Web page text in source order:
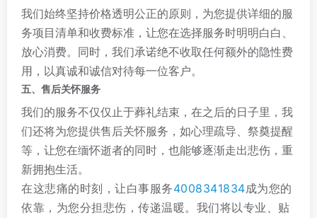
我们始终坚持价格透明公正的原则，为您提供详细的服
务项目清单和收费标准，让您在选择服务时明明白白、
放心消费。同时，我们承诺绝不收取任何额外的隐性费
用，以真诚和诚信对待每一位客户。
五、售后关怀服务
我们的服务不仅仅止于葬礼结束，在之后的日子里，我
们还将为您提供售后关怀服务，如心理疏导、祭奠提醒
等，让您在缅怀逝者的同时，也能够逐渐走出悲伤，重
新拥抱生活。
在这悲痛的时刻，让白事服务4008341834成为您的
依靠，为您分担悲伤，传递温暖。我们将以专业、贴